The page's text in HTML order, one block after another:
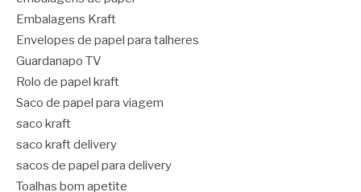
Embalagens Kraft
Envelopes de papel para talheres
Guardanapo TV
Rolo de papel kraft
Saco de papel para viagem
saco kraft
saco kraft delivery
sacos de papel para delivery
Toalhas bom apetite